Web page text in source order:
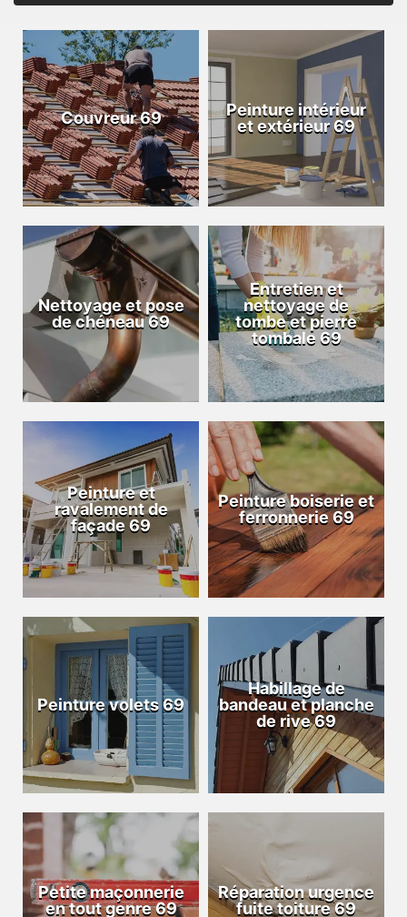
Couvreur 69
Peinture intérieur
et extérieur 69
Nettoyage et pose
de chéneau 69
Entretien et
nettoyage de
tombe et pierre
tombale 69
Peinture et
ravalement de
façade 69
Peinture boiserie et
ferronnerie 69
Peinture volets 69
Habillage de
bandeau et planche
de rive 69
Petite maçonnerie
en tout genre 69
Réparation urgence
fuite toiture 69